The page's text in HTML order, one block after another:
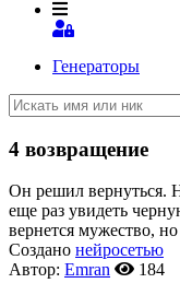
Генераторы
4 возвращение
Он решил вернуться.
еще раз увидеть
вернется мужество,
Создано нейросетью
Автор: Emran 184